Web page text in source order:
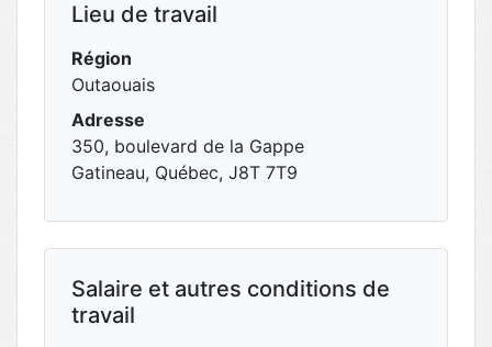
Lieu de travail
Région
Outaouais
Adresse
350, boulevard de la Gappe
Gatineau, Québec, J8T 7T9
Salaire et autres conditions de
travail